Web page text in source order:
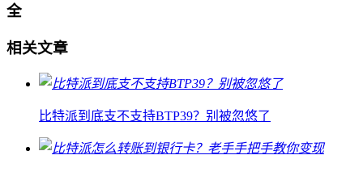
全
相关文章
比特派到底支不支持BTP39？别被忽悠了